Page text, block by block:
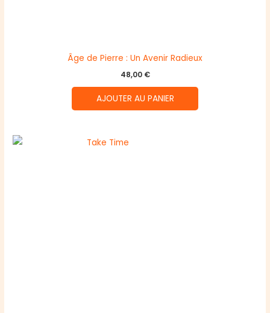
Âge de Pierre : Un Avenir Radieux
48,00 €
AJOUTER AU PANIER